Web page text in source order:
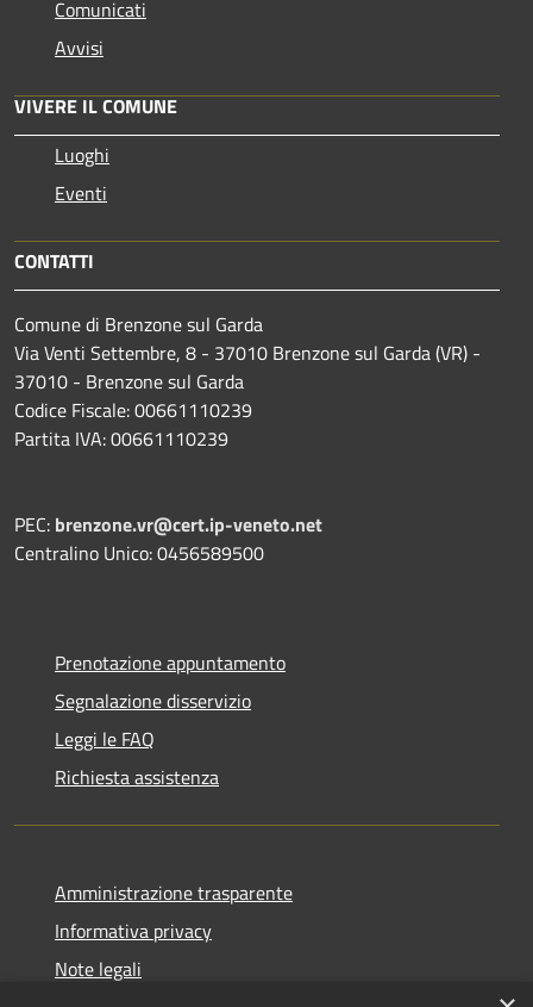
Comunicati
Avvisi
VIVERE IL COMUNE
Luoghi
Eventi
CONTATTI
Comune di Brenzone sul Garda
Via Venti Settembre, 8 - 37010 Brenzone sul Garda (VR) -
37010 - Brenzone sul Garda
Codice Fiscale: 00661110239
Partita IVA: 00661110239
PEC: brenzone.vr@cert.ip-veneto.net
Centralino Unico: 0456589500
Prenotazione appuntamento
Segnalazione disservizio
Leggi le FAQ
Richiesta assistenza
Amministrazione trasparente
Informativa privacy
Note legali